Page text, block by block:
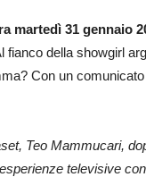
martedì 31 gennaio
fianco della showgirl
Con un
Teo Mammucari,
televisive